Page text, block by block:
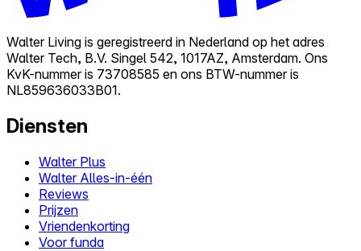
Walter Living is geregistreerd in Nederland op het adres
Walter Tech, B.V. Singel 542, 1017AZ, Amsterdam. Ons
KvK-nummer is 73708585 en ons BTW-nummer is
NL859636033B01.
Diensten
Walter Plus
Walter Alles-in-één
Reviews
Prijzen
Vriendenkorting
Voor funda